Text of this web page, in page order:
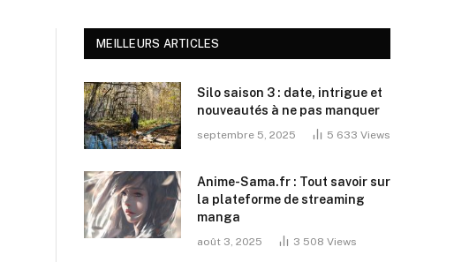
MEILLEURS ARTICLES
Silo saison 3 : date, intrigue et
nouveautés à ne pas manquer
septembre 5, 2025 5 633 Views
Anime-Sama.fr : Tout savoir sur
la plateforme de streaming
manga
août 3, 2025 3 508 Views